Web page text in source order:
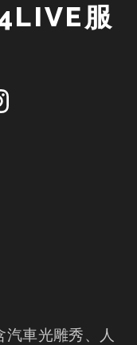
服
車光雕秀、人